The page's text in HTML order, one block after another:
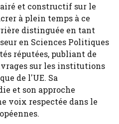
et constructif sur le
à plein temps à ce
distinguée en tant
en Sciences Politiques
réputées, publiant de
sur les institutions
de l'UE. Sa
et son approche
voix respectée dans le